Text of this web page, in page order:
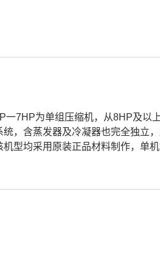
一7HP为单组压缩机，从8HP及以
，含蒸发器及冷凝器也完全独立
型均采用原装正品材料制作，单